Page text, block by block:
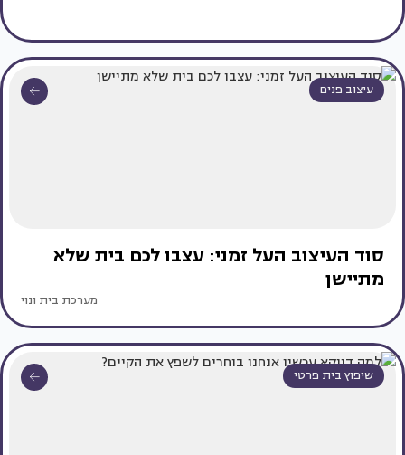
עיצוב פנים
סוד העיצוב העל זמני: עצבו לכם בית שלא
מתיישן
מערכת בית ונוי
שיפוץ בית פרטי